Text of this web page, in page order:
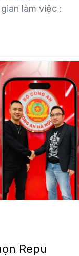
làm việc :
Repu